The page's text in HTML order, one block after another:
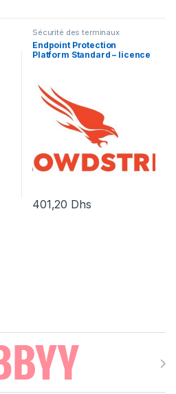
Sécurité des terminaux
Endpoint Protection
Platform Standard – licence
401,20 Dhs